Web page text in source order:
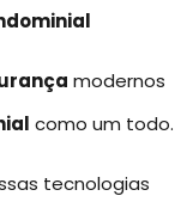
modernos
como um todo.
tecnologias